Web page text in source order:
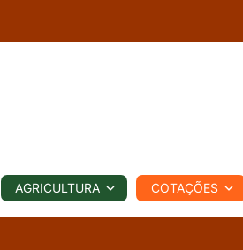
NOTÍCIAS AGROTEMPO REGIONAL
AGRICULTURA COTAÇÕES